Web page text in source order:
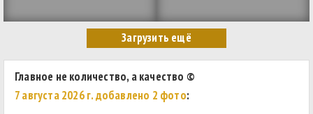
Главное не количество, а качество ©
7 августа 2026 г. добавлено 2 фото: